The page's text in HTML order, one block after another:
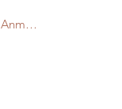
Anmelden